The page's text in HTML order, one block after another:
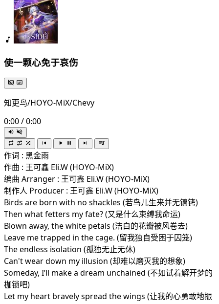
使一颗心免于哀伤
知更鸟/HOYO-MiX/Chevy
0:00/0:00
作词 : 黑金雨
作曲 : 王可鑫 Eli.W (HOYO-MiX)
编曲 Arranger : 王可鑫 Eli.W (HOYO-MiX)
制作人 Producer : 王可鑫 Eli.W (HOYO-MiX)
Birds are born with no shackles (若鸟儿生来并无镣铐)
Then what fetters my fate? (又是什么束缚我命运)
Blown away, the white petals (洁白的花瓣被风卷去)
Leave me trapped in the cage. (留我独自受困于囚笼)
The endless isolation (孤独无止无休)
Can't wear down my illusion (却难以磨灭我的想象)
Someday, I’ll make a dream unchained (不如试着解开梦的
枷锁吧)
Let my heart bravely spread the wings (让我的心勇敢地振